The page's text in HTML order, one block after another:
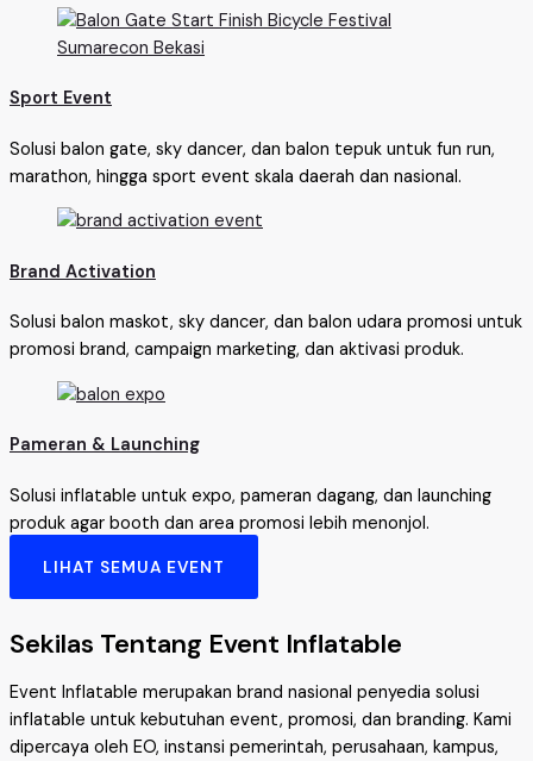
Sport Event
Solusi balon gate, sky dancer, dan balon tepuk untuk fun run,
marathon, hingga sport event skala daerah dan nasional.
Brand Activation
Solusi balon maskot, sky dancer, dan balon udara promosi untuk
promosi brand, campaign marketing, dan aktivasi produk.
Pameran & Launching
Solusi inflatable untuk expo, pameran dagang, dan launching
produk agar booth dan area promosi lebih menonjol.
LIHAT SEMUA EVENT
Sekilas Tentang Event Inflatable
Event Inflatable merupakan brand nasional penyedia solusi
inflatable untuk kebutuhan event, promosi, dan branding. Kami
dipercaya oleh EO, instansi pemerintah, perusahaan, kampus,